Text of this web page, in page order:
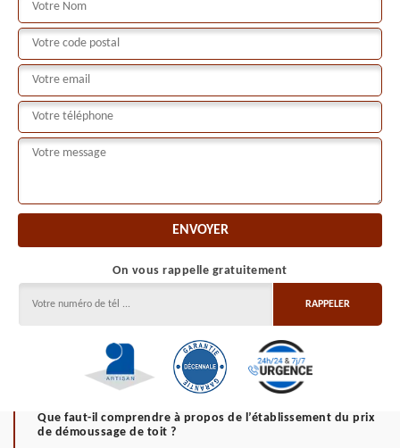
On vous rappelle gratuitement
Que faut-il comprendre à propos de l’établissement du prix
de démoussage de toit ?